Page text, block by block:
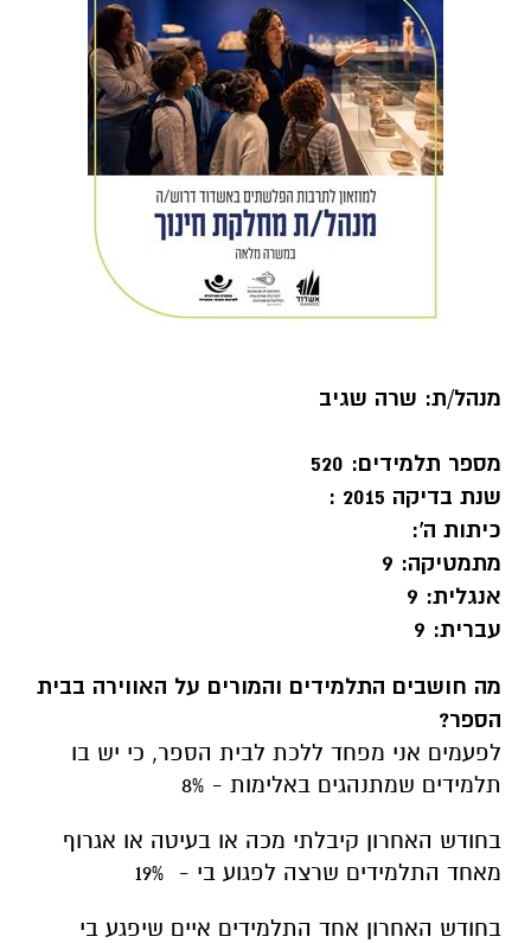
מנהל/ת: שרה שגיב
מספר תלמידים: 520
שנת בדיקה 2015 :
כיתות ה':
מתמטיקה: 9
אנגלית: 9
עברית: 9
מה חושבים התלמידים והמורים על האווירה בבית
הספר?
לפעמים אני מפחד ללכת לבית הספר, כי יש בו
תלמידים שמתנהגים באלימות - 8%
בחודש האחרון קיבלתי מכה או בעיטה או אגרוף
מאחד התלמידים שרצה לפגוע בי - 19%
בחודש האחרון אחד התלמידים איים שיפגע בי